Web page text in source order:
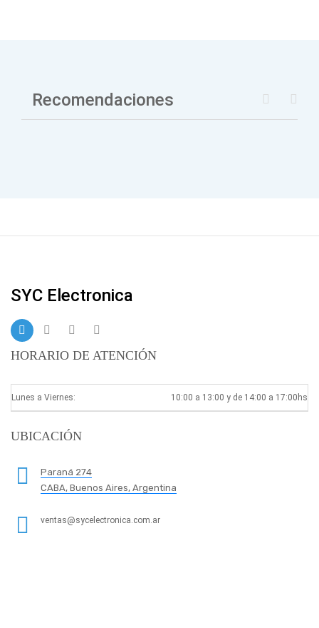
Recomendaciones
SYC Electronica
HORARIO DE ATENCIÓN
Lunes a Viernes: 10:00 a 13:00 y de 14:00 a 17:00hs
UBICACIÓN
Paraná 274
CABA, Buenos Aires, Argentina
ventas@sycelectronica.com.ar